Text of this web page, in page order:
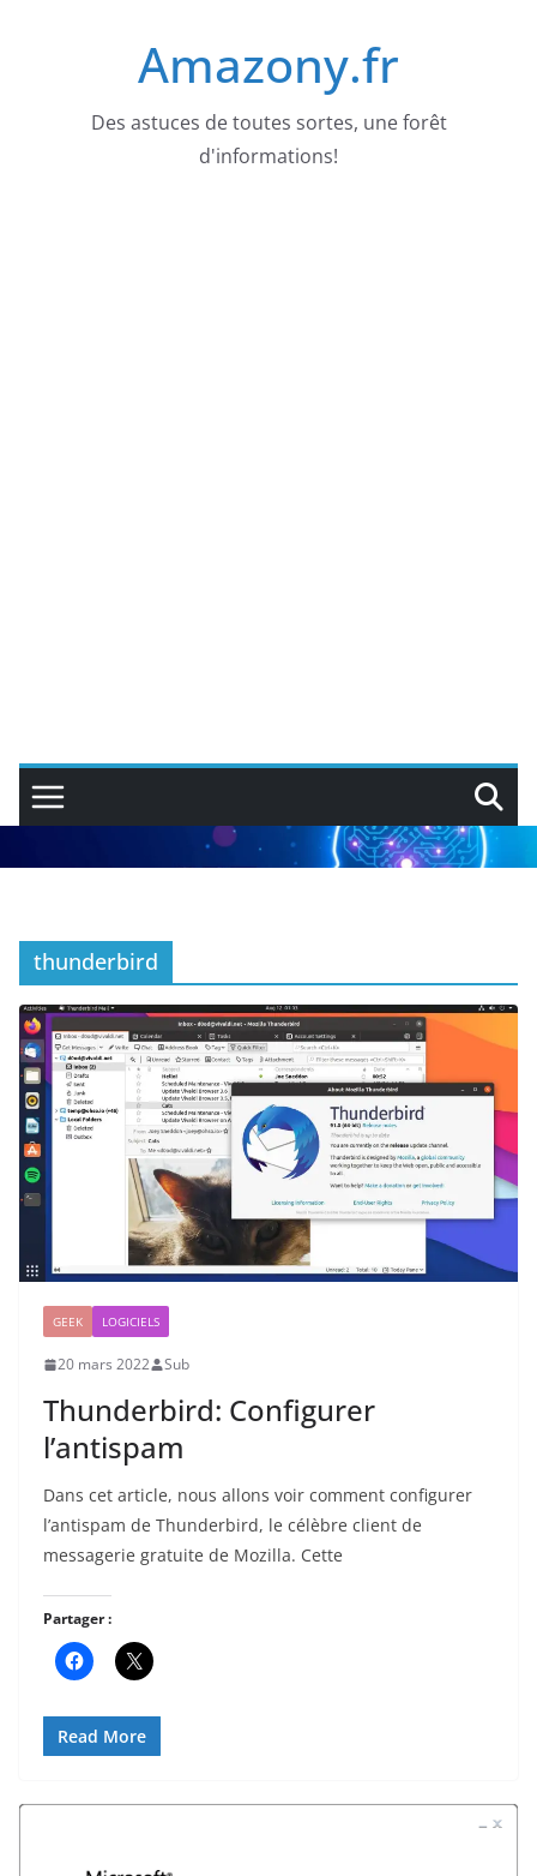
Amazony.fr
Des astuces de toutes sortes, une forêt
d'informations!
thunderbird
GEEK LOGICIELS
20 mars 2022 Sub
Thunderbird: Configurer
l’antispam
Dans cet article, nous allons voir comment configurer
l’antispam de Thunderbird, le célèbre client de
messagerie gratuite de Mozilla. Cette
Partager :
Read More